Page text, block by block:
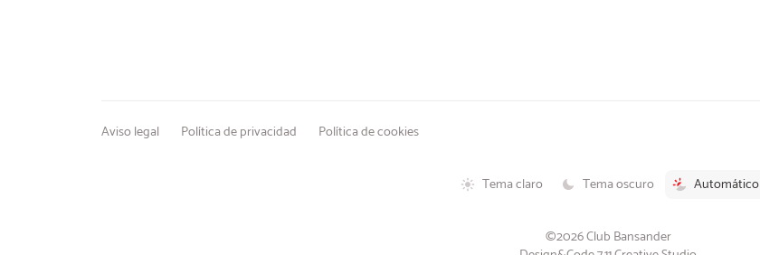
Aviso legal Política de privacidad Política de cookies
Tema claro Tema oscuro Automático
©2026 Club Bansander